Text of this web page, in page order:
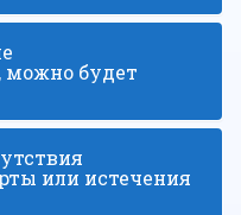
можно будет
или истечения